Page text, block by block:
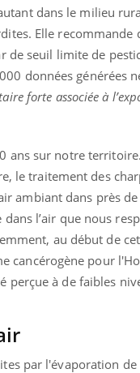
dans le milieu
Elle recommande
de seuil limite de
données générées
forte associée à
ans sur notre territoire.
le traitement des
ambiant dans près
l’air que nous
au début de
cancérogène pour
perçue à de faibles
par l'évaporation de
Chronique des
pour l’été !
de vie ! Vacances, plage,
en plein air… Nos